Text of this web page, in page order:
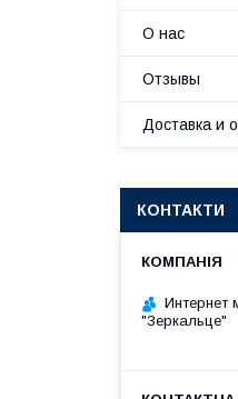
О нас
Отзывы
Доставка и
КОНТАКТИ
Интернет
"Зеркальце"